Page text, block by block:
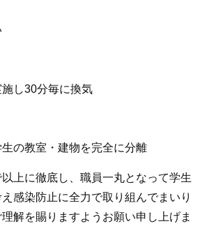
し30分毎に換気
生の教室・建物を完全に分離
以上に徹底し、職員一丸となって学生
感染防止に全力で取り組んでまいり
解を賜りますようお願い申し上げま